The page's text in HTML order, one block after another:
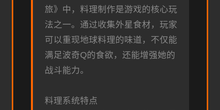
旅》中，料理制作是游戏的核心玩
法之一。通过收集外星食材，玩家
可以重现地球料理的味道，不仅能
满足波奇Q的食欲，还能增强她的
战斗能力。
料理系统特点